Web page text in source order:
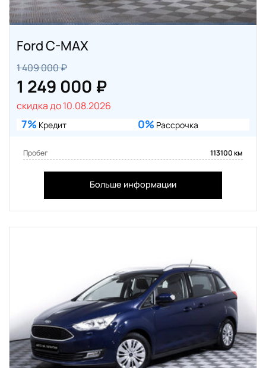
Ford C-MAX
1 409 000 ₽
1 249 000 ₽
скидка до 10.08.2026
7% Кредит 0% Рассрочка
Пробег 113100 км
Больше информации